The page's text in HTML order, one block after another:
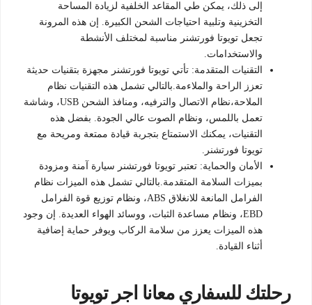
إلى ذلك، يمكن طي المقاعد الخلفية لزيادة المساحة
التخزينية وتلبية احتياجات الشحن الكبيرة. إن هذه المرونة
تجعل تويوتا فورتشنر مناسبة لمختلف الأنشطة
والاستخدامات.
التقنيات المتقدمة: تأتي تويوتا فورتشنر مجهزة بتقنيات حديثة
تعزز الراحة والملاءمة.بالتالي تشمل هذه التقنيات نظام
الملاحة،نظام الاتصال والترفيه، ومنافذ الشحن USB، وشاشة
تعمل باللمس، ونظام الصوت عالي الجودة. بفضل هذه
التقنيات، يمكنك الاستمتاع بتجربة قيادة ممتعة ومريحة مع
تويوتا فورتشنر.
الأمان والحماية: تعتبر تويوتا فورتشنر سيارة آمنة ومزودة
بميزات السلامة المتقدمة.بالتالي تشمل هذه الميزات نظام
الفرامل المانعة للانغلاق ABS، ونظام توزيع قوة الفرامل
EBD، ونظام مساعدة الثبات، ووسائد الهواء العديدة. إن وجود
هذه الميزات يعزز من سلامة الركاب ويوفر حماية إضافية
أثناء القيادة.
رحلتك للسفاري معانا اجر تويوتا